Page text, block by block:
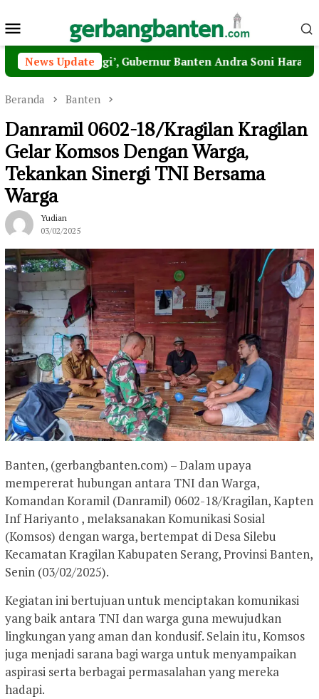
ke
Menu
Mobile
News Update
Pagi’, Gubernur Banten Andra Soni Harap MPI Jadi
Beranda Banten
Danramil 0602-18/Kragilan Kragilan
Gelar Komsos Dengan Warga,
Tekankan Sinergi TNI Bersama
Warga
Yudian
03/02/2025
Banten, (gerbangbanten.com) – Dalam upaya
mempererat hubungan antara TNI dan Warga,
Komandan Koramil (Danramil) 0602-18/Kragilan, Kapten
Inf Hariyanto , melaksanakan Komunikasi Sosial
(Komsos) dengan warga, bertempat di Desa Silebu
Kecamatan Kragilan Kabupaten Serang, Provinsi Banten,
Senin (03/02/2025).
Kegiatan ini bertujuan untuk menciptakan komunikasi
yang baik antara TNI dan warga guna mewujudkan
lingkungan yang aman dan kondusif. Selain itu, Komsos
juga menjadi sarana bagi warga untuk menyampaikan
aspirasi serta berbagai permasalahan yang mereka
hadapi.